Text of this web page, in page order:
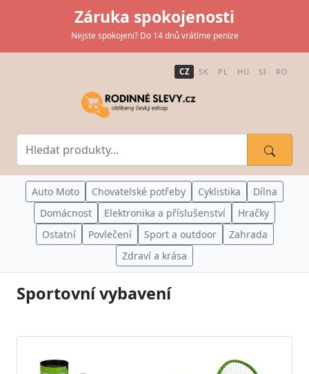
Záruka spokojenosti
Nejste spokojeni? Do 14 dnů vrátíme peníze
CZ SK PL HU SI RO
Auto Moto Chovatelské potřeby Cyklistika
Dílna
Domácnost
Elektronika a příslušenství
Hračky
Ostatní
Povlečení Sport a outdoor
Zahrada
Zdraví a krása
Sportovní vybavení